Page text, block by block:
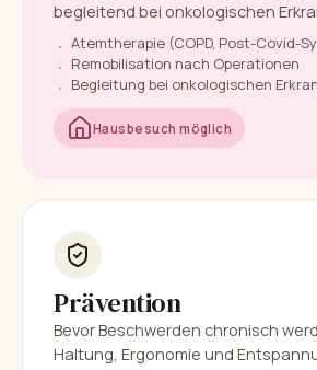
begleitend bei onkologischen
Atemtherapie (COPD, Post-Covid-
Remobilisation nach Operationen
Begleitung bei onkologischen
Hausbesuch möglich
Prävention
Bevor Beschwerden chronisch
Haltung, Ergonomie und